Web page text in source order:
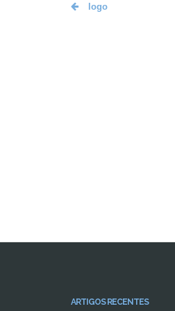
logo
ARTIGOS RECENTES